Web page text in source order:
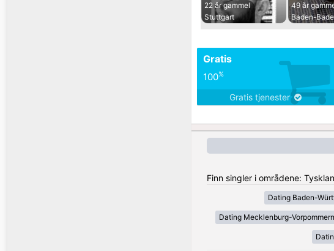
22 år gammel
Stuttgart
49 år
Baden-
Gratis
100%
Gratis tjenester
Finn singler i områdene:
Dating Baden-
Dating Mecklenburg-Vorpommern